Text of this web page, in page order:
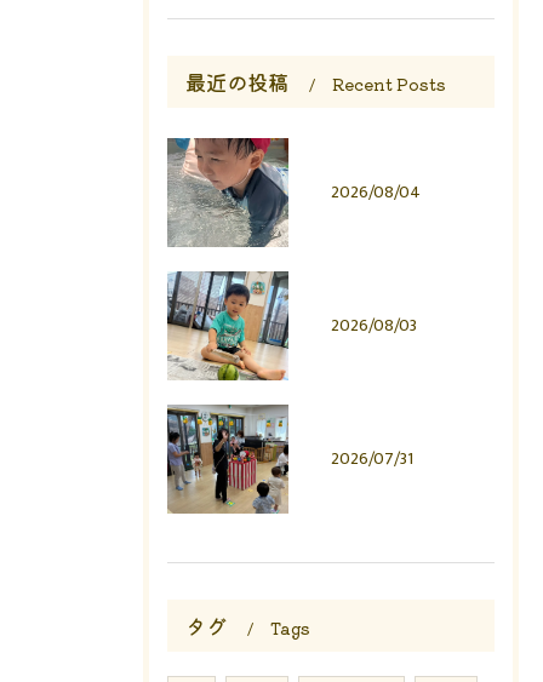
最近の投稿 Recent Posts
2026/08/04
2026/08/03
2026/07/31
タグ Tags